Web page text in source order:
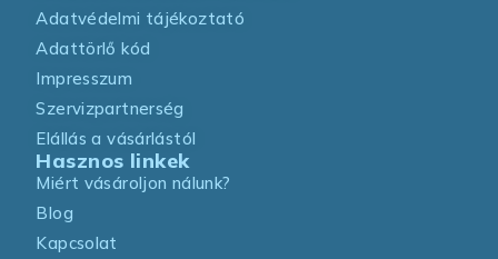
Adatvédelmi tájékoztató
Adattörlő kód
Impresszum
Szervizpartnerség
Elállás a vásárlástól
Hasznos linkek
Miért vásároljon nálunk?
Blog
Kapcsolat